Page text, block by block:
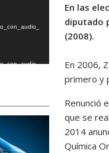
En las
diputado
(2008).
En 2006,
primero y
Renunció
que se
2014
Química